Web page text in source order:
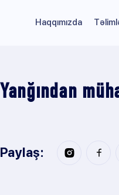
Haqqımızda
Yanğından
Paylaş: